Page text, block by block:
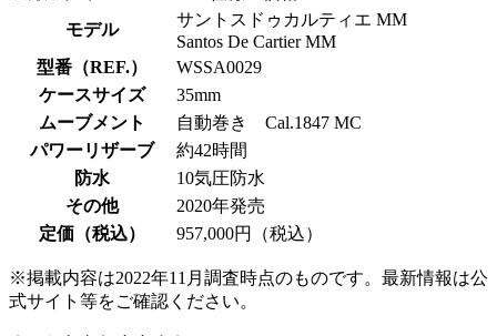
モデル
サントスドゥカルティエ MM
Santos De Cartier MM
型番（REF.）
WSSA0029
ケースサイズ
35mm
ムーブメント
自動巻き Cal.1847 MC
パワーリザーブ
約42時間
防水
10気圧防水
その他
2020年発売
定価（税込）
957,000円（税込）
※掲載内容は2022年11月調査時点のものです。最新情報は公
式サイト等をご確認ください。